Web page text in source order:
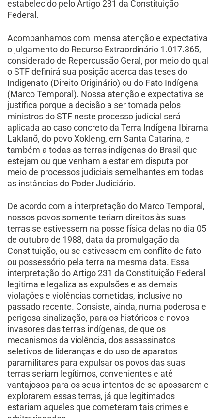
estabelecido pelo Artigo 231 da Constituição
Federal.
Acompanhamos com imensa atenção e expectativa
o julgamento do Recurso Extraordinário 1.017.365,
considerado de Repercussão Geral, por meio do qual
o STF definirá sua posição acerca das teses do
Indigenato (Direito Originário) ou do Fato Indígena
(Marco Temporal). Nossa atenção e expectativa se
justifica porque a decisão a ser tomada pelos
ministros do STF neste processo judicial será
aplicada ao caso concreto da Terra Indígena Ibirama
Laklanõ, do povo Xokleng, em Santa Catarina, e
também a todas as terras indígenas do Brasil que
estejam ou que venham a estar em disputa por
meio de processos judiciais semelhantes em todas
as instâncias do Poder Judiciário.
De acordo com a interpretação do Marco Temporal,
nossos povos somente teriam direitos às suas
terras se estivessem na posse física delas no dia 05
de outubro de 1988, data da promulgação da
Constituição, ou se estivessem em conflito de fato
ou possessório pela terra na mesma data. Essa
interpretação do Artigo 231 da Constituição Federal
legitima e legaliza as expulsões e as demais
violações e violências cometidas, inclusive no
passado recente. Consiste, ainda, numa poderosa e
perigosa sinalização, para os históricos e novos
invasores das terras indígenas, de que os
mecanismos da violência, dos assassinatos
seletivos de lideranças e do uso de aparatos
paramilitares para expulsar os povos das suas
terras seriam legítimos, convenientes e até
vantajosos para os seus intentos de se apossarem e
explorarem essas terras, já que legitimados
estariam aqueles que cometeram tais crimes e